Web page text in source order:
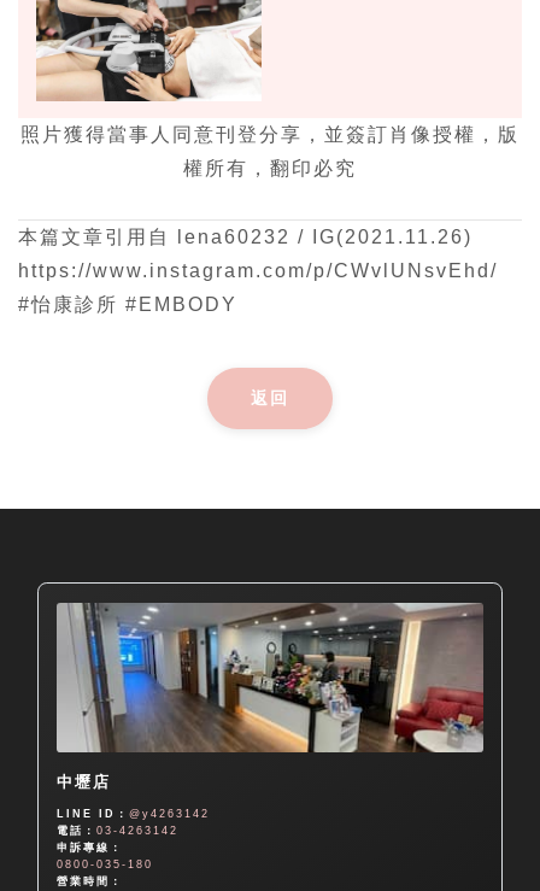
照片獲得當事人同意刊登分享，並簽訂肖像授權，版
權所有，翻印必究
本篇文章引用自 lena60232 / IG(2021.11.26)
https://www.instagram.com/p/CWvlUNsvEhd/
#怡康診所 #EMBODY
返回
中壢店
LINE ID：@y4263142
電話：03-4263142
申訴專線：
0800-035-180
營業時間：